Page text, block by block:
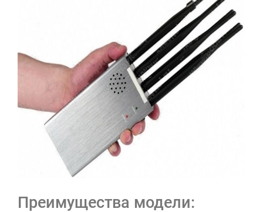
Преимущества модели: